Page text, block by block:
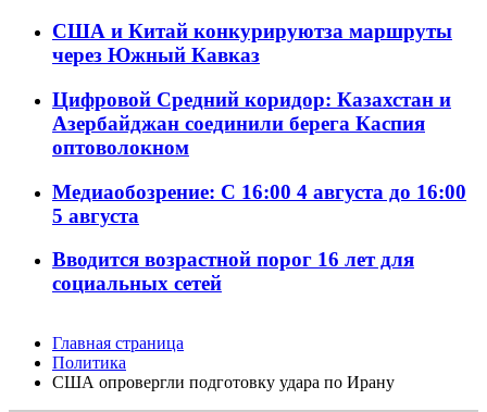
США и Китай конкурируютза маршруты
через Южный Кавказ
Цифровой Средний коридор: Казахстан и
Азербайджан соединили берега Каспия
оптоволокном
Медиаобозрение: С 16:00 4 августа до 16:00
5 августа
Вводится возрастной порог 16 лет для
социальных сетей
Главная страница
Политика
США опровергли подготовку удара по Ирану